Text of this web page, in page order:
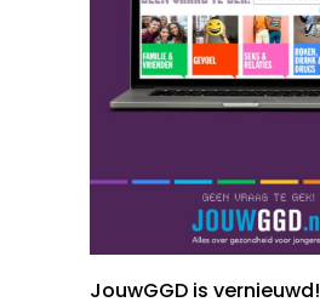
JouwGGD is vernieuwd!